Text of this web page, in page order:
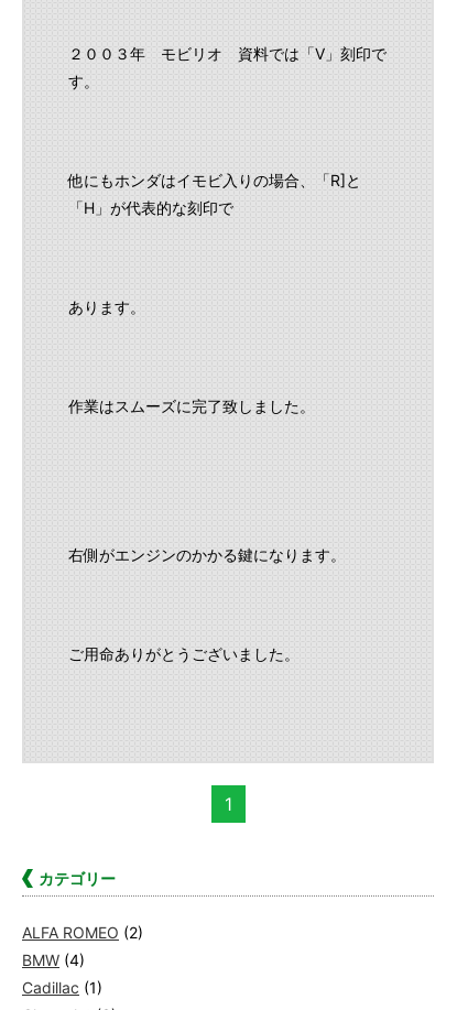
２００３年 モビリオ 資料では「V」刻印で
す。
他にもホンダはイモビ入りの場合、「R]と
「H」が代表的な刻印で
あります。
作業はスムーズに完了致しました。
右側がエンジンのかかる鍵になります。
ご用命ありがとうございました。
1
カテゴリー
ALFA ROMEO (2)
BMW (4)
Cadillac (1)